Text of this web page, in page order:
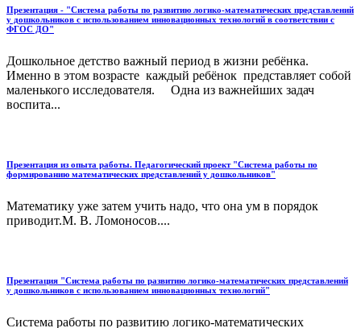
Презентация - "Система работы по развитию логико-математических представлений
у дошкольников с использованием инновационных технологий в соответствии с
ФГОС ДО"
Дошкольное детство важный период в жизни ребёнка.
Именно в этом возрасте каждый ребёнок представляет собой
маленького исследователя. Одна из важнейших задач
воспита...
Презентация из опыта работы. Педагогический проект "Система работы по
формированию математических представлений у дошкольников"
Математику уже затем учить надо, что она ум в порядок
приводит.М. В. Ломоносов....
Презентация "Система работы по развитию логико-математических представлений
у дошкольников с использованием инновационных технологий"
Система работы по развитию логико-математических